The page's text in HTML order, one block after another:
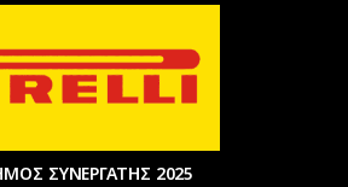
ΣΥΝΕΡΓΑΤΗΣ 2025